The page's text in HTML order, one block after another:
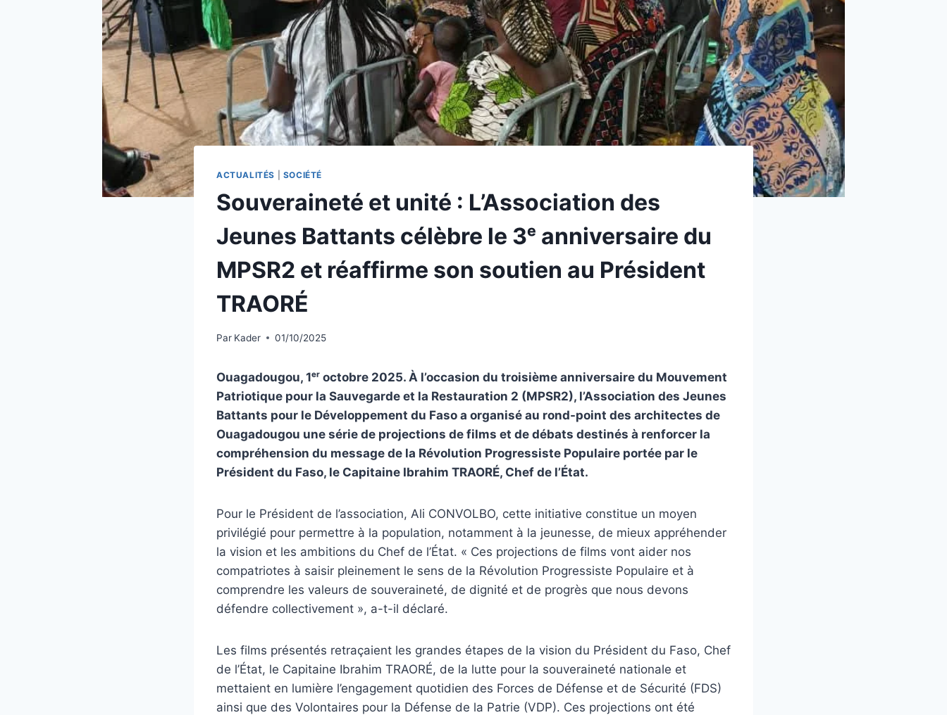
ACTUALITÉS SOCIÉTÉ
Souveraineté et unité : L’Association des
Jeunes Battants célèbre le 3ᵉ anniversaire du
MPSR2 et réaffirme son soutien au Président
TRAORÉ
Par Kader 01/10/2025
Ouagadougou, 1ᵉʳ octobre 2025. À l’occasion du troisième anniversaire du Mouvement
Patriotique pour la Sauvegarde et la Restauration 2 (MPSR2), l’Association des Jeunes
Battants pour le Développement du Faso a organisé au rond-point des architectes de
Ouagadougou une série de projections de films et de débats destinés à renforcer la
compréhension du message de la Révolution Progressiste Populaire portée par le
Président du Faso, le Capitaine Ibrahim TRAORÉ, Chef de l’État.
Pour le Président de l’association, Ali CONVOLBO, cette initiative constitue un moyen
privilégié pour permettre à la population, notamment à la jeunesse, de mieux appréhender
la vision et les ambitions du Chef de l’État. « Ces projections de films vont aider nos
compatriotes à saisir pleinement le sens de la Révolution Progressiste Populaire et à
comprendre les valeurs de souveraineté, de dignité et de progrès que nous devons
défendre collectivement », a-t-il déclaré.
Les films présentés retraçaient les grandes étapes de la vision du Président du Faso, Chef
de l’État, le Capitaine Ibrahim TRAORÉ, de la lutte pour la souveraineté nationale et
mettaient en lumière l’engagement quotidien des Forces de Défense et de Sécurité (FDS)
ainsi que des Volontaires pour la Défense de la Patrie (VDP). Ces projections ont été